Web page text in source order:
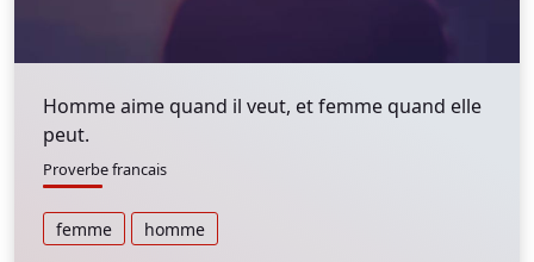
Homme aime quand il veut, et femme quand elle
peut.
Proverbe francais
femme homme